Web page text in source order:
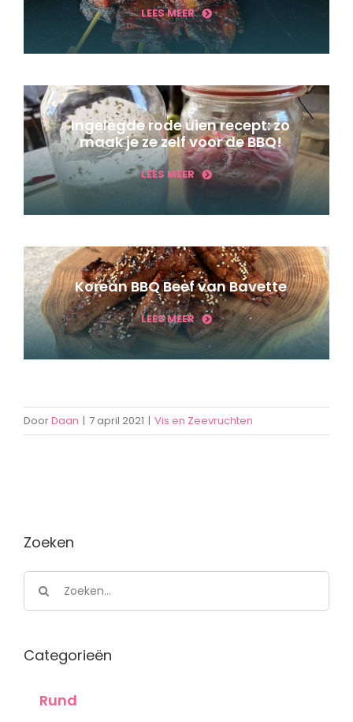
LEES MEER
Ingelegde rode uien recept: zo
maak je ze zelf voor de BBQ!
LEES MEER
Korean BBQ Beef van Bavette
LEES MEER
DoorDaan | 7 april 2021 | Vis en Zeevruchten
Zoeken
naar:
Categorieën
Rund